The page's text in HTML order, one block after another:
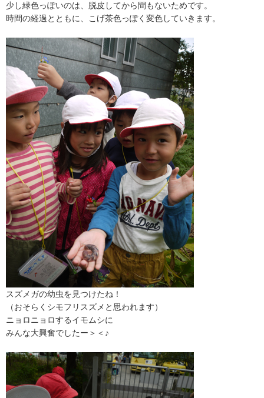
少し緑色っぽいのは、脱皮してから間もないためです。
時間の経過とともに、こげ茶色っぽく変色していきます。
スズメガの幼虫を見つけたね！
（おそらくシモフリスズメと思われます）
ニョロニョロするイモムシに
みんな大興奮でしたー＞＜♪